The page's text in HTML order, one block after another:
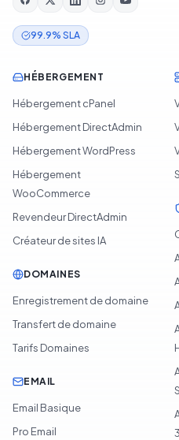
99.9% SLA
HÉBERGEMENT
Hébergement cPanel
Hébergement DirectAdmin
Hébergement WordPress
Hébergement
WooCommerce
Revendeur DirectAdmin
Créateur de sites IA
DOMAINES
Enregistrement de domaine
Transfert de domaine
Tarifs Domaines
EMAIL
Email Basique
Pro Email